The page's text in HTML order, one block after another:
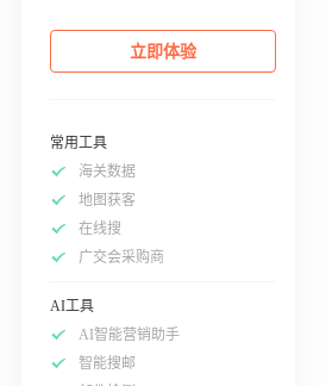
立即体验
常用工具
海关数据
地图获客
在线搜
广交会采购商
AI工具
AI智能营销助手
智能搜邮